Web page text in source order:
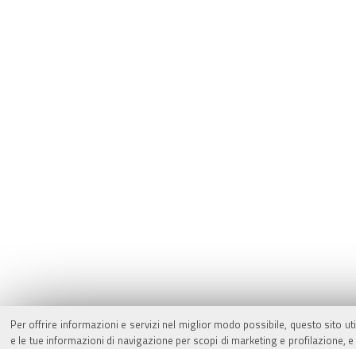
Per offrire informazioni e servizi nel miglior modo possibile, questo sito
e le tue informazioni di navigazione per scopi di marketing e